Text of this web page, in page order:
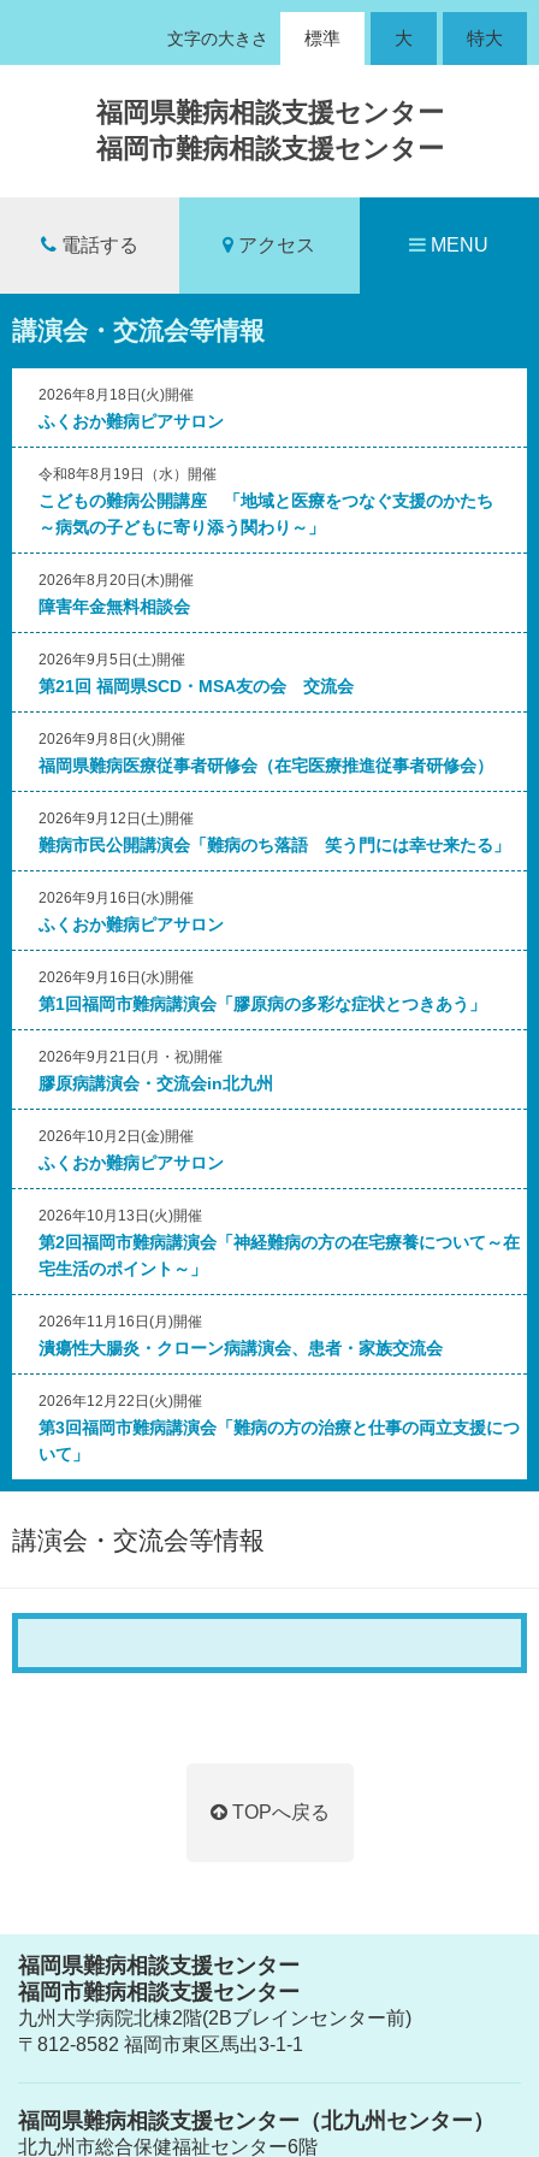
文字の大きさ 標準 大 特大
福岡県難病相談支援センター
福岡市難病相談支援センター
電話する アクセス MENU
講演会・交流会等情報
2026年8月18日(火)開催
ふくおか難病ピアサロン
令和8年8月19日（水）開催
こどもの難病公開講座 「地域と医療をつなぐ支援のかたち
～病気の子どもに寄り添う関わり～」
2026年8月20日(木)開催
障害年金無料相談会
2026年9月5日(土)開催
第21回 福岡県SCD・MSA友の会 交流会
2026年9月8日(火)開催
福岡県難病医療従事者研修会（在宅医療推進従事者研修会）
2026年9月12日(土)開催
難病市民公開講演会「難病のち落語 笑う門には幸せ来たる」
2026年9月16日(水)開催
ふくおか難病ピアサロン
2026年9月16日(水)開催
第1回福岡市難病講演会「膠原病の多彩な症状とつきあう」
2026年9月21日(月・祝)開催
膠原病講演会・交流会in北九州
2026年10月2日(金)開催
ふくおか難病ピアサロン
2026年10月13日(火)開催
第2回福岡市難病講演会「神経難病の方の在宅療養について～在
宅生活のポイント～」
2026年11月16日(月)開催
潰瘍性大腸炎・クローン病講演会、患者・家族交流会
2026年12月22日(火)開催
第3回福岡市難病講演会「難病の方の治療と仕事の両立支援につ
いて」
講演会・交流会等情報
TOPへ戻る
福岡県難病相談支援センター
福岡市難病相談支援センター
九州大学病院北棟2階(2Bブレインセンター前)
〒812-8582 福岡市東区馬出3-1-1
福岡県難病相談支援センター（北九州センター）
北九州市総合保健福祉センター6階